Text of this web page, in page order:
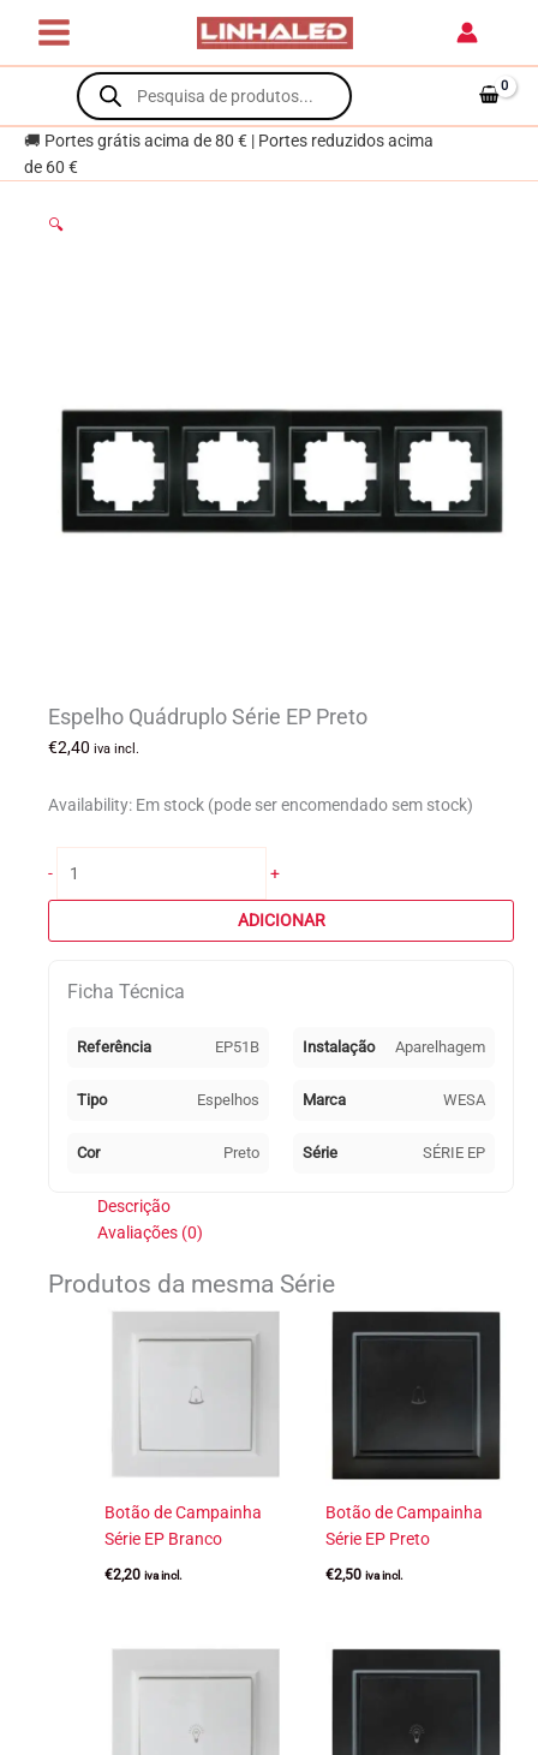
content
Products
search
🚚 Portes grátis acima de 80 € | Portes reduzidos acima
de 60 €
🔍
Espelho Quádruplo Série EP Preto
€2,40 iva incl.
Availability: Em stock (pode ser encomendado sem stock)
-
Quádruplo
EP
+
ADICIONAR
Ficha Técnica
Referência EP51B Instalação Aparelhagem
Tipo Espelhos Marca WESA
Cor Preto Série SÉRIE EP
Descrição
Avaliações (0)
Produtos da mesma Série
Botão de Campainha
Série EP Branco
€2,20 iva incl.
Botão de Campainha
Série EP Preto
€2,50 iva incl.
EP
Preto